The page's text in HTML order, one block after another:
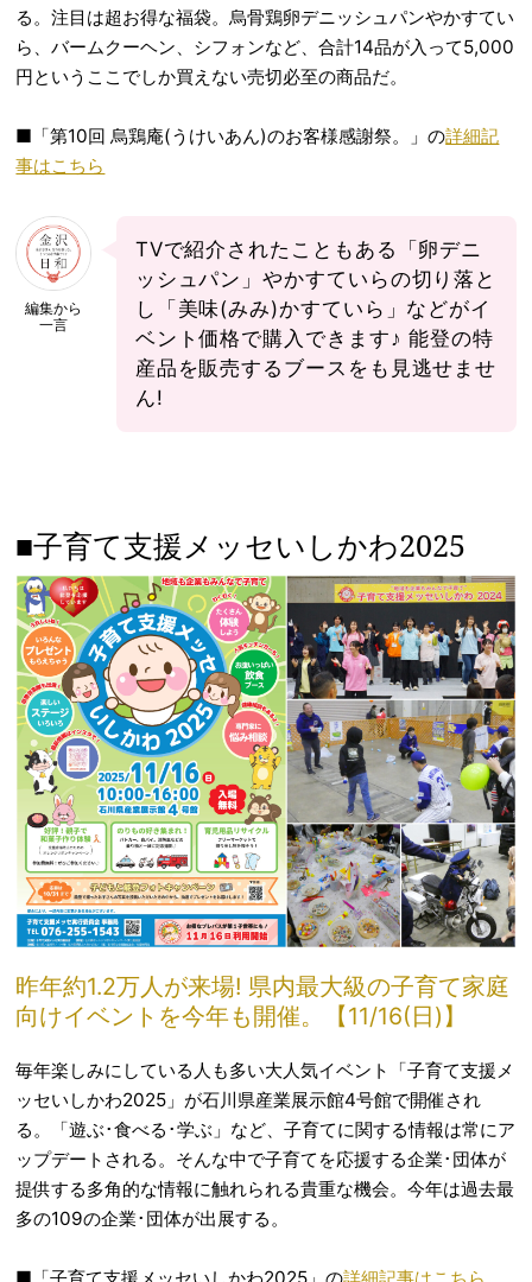
る。注目は超お得な福袋。烏骨鶏卵デニッシュパンやかすてい
ら、バームクーヘン、シフォンなど、合計14品が入って5,000
円というここでしか買えない売切必至の商品だ。
■「第10回 烏鶏庵(うけいあん)のお客様感謝祭。」の詳細記
事はこちら
編集から
一言
TVで紹介されたこともある「卵デニ
ッシュパン」やかすていらの切り落と
し「美味(みみ)かすていら」などがイ
ベント価格で購入できます♪ 能登の特
産品を販売するブースをも見逃せませ
ん!
■子育て支援メッセいしかわ2025
昨年約1.2万人が来場! 県内最大級の子育て家庭
向けイベントを今年も開催。【11/16(日)】
毎年楽しみにしている人も多い大人気イベント「子育て支援メ
ッセいしかわ2025」が石川県産業展示館4号館で開催され
る。「遊ぶ･食べる･学ぶ」など、子育てに関する情報は常にア
ップデートされる。そんな中で子育てを応援する企業･団体が
提供する多角的な情報に触れられる貴重な機会。今年は過去最
多の109の企業･団体が出展する。